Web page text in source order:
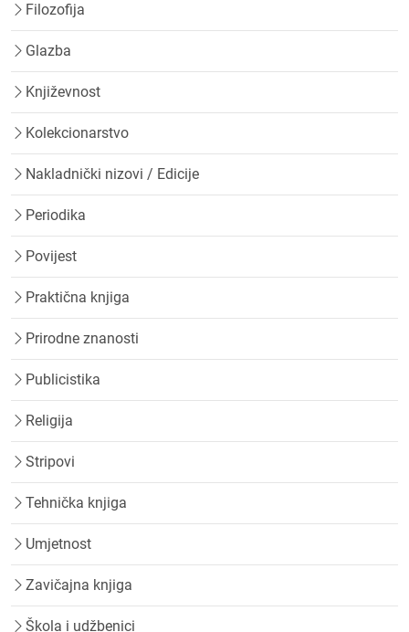
Filozofija
Glazba
Književnost
Kolekcionarstvo
Nakladnički nizovi / Edicije
Periodika
Povijest
Praktična knjiga
Prirodne znanosti
Publicistika
Religija
Stripovi
Tehnička knjiga
Umjetnost
Zavičajna knjiga
Škola i udžbenici